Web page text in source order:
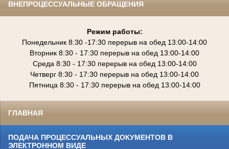
ВНЕПРОЦЕССУАЛЬНЫЕ ОБРАЩЕНИЯ
Режим работы:
Понедельник 8:30 -17:30 перерыв на обед 13:00-14:00
Вторник 8:30 - 17:30 перерыв на обед 13:00-14:00
Среда 8:30 - 17:30 перерыв на обед 13:00-14:00
Четверг 8:30 - 17:30 перерыв на обед 13:00-14:00
Пятница 8:30 - 17:30 перерыв на обед 13:00-14:00
ГЛАВНАЯ
ПОДАЧА ПРОЦЕССУАЛЬНЫХ ДОКУМЕНТОВ В
ЭЛЕКТРОННОМ ВИДЕ